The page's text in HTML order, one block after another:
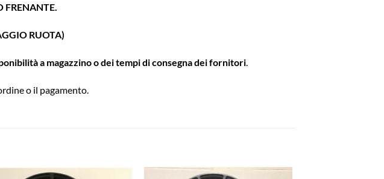
FRENANTE.
RUOTA)
a magazzino o dei tempi di consegna dei fornitori.
o il pagamento.